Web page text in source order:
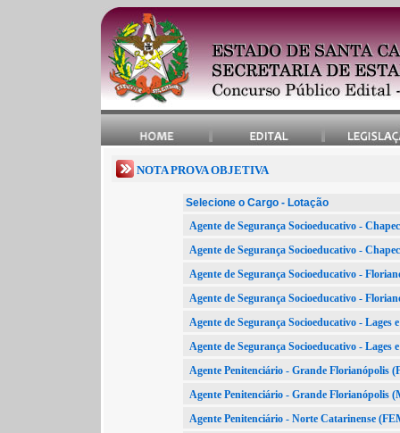
NOTA PROVA OBJETIVA
Selecione o Cargo - Lotação
Agente de Segurança Socioeducativo -
Agente de Segurança Socioeducativo -
Agente de Segurança Socioeducativo -
Agente de Segurança Socioeducativo -
Agente de Segurança Socioeducativo -
Agente de Segurança Socioeducativo -
Agente Penitenciário - Grande Florianópolis
Agente Penitenciário - Grande Florianópolis
Agente Penitenciário - Norte Catarinense